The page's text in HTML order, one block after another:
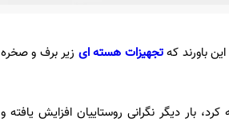
باورند کهتجهیزات هسته ای زیر برف و صخره
بار دیگر نگرانی روستاییان افزایش یافته و